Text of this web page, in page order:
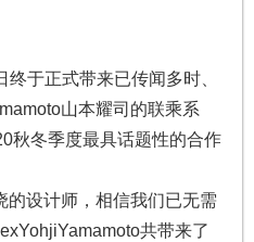
于正式带来已传闻多时、
山本耀司的联乘系
秋冬季度最具话题性的合作
的设计师，相信我们已无需
共带来了